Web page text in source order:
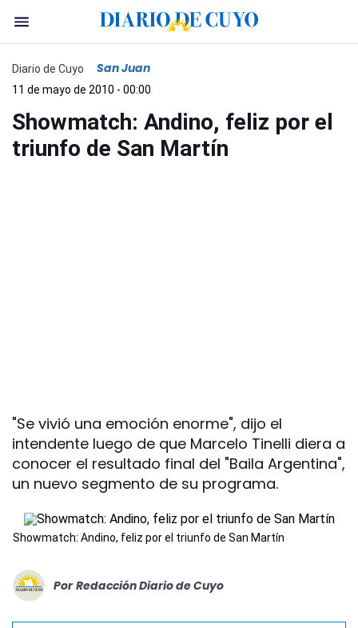
Diario de Cuyo San Juan
11 de mayo de 2010 - 00:00
Showmatch: Andino, feliz por el
triunfo de San Martín
"Se vivió una emoción enorme", dijo el
intendente luego de que Marcelo Tinelli diera a
conocer el resultado final del "Baila Argentina",
un nuevo segmento de su programa.
Showmatch: Andino, feliz por el triunfo de San Martín
Por Redacción Diario de Cuyo